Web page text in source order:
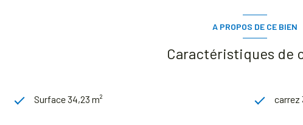
A PROPOS DE CE BIEN
Caractéristiques de
Surface 34,23 m² carrez